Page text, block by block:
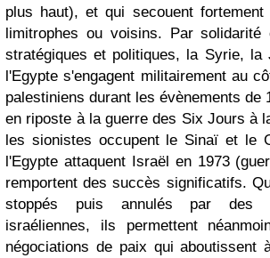
plus haut), et qui secouent
limitrophes ou voisins. Par solidarité
stratégiques et politiques, la Syrie, la
l'Egypte s'engagent militairement au
palestiniens durant les évènements de
en riposte à la guerre des Six Jours à
les sionistes occupent le Sinaï et le
l'Egypte attaquent Israël en 1973
remportent des succès significatifs.
stoppés puis annulés par des
israéliennes, ils permettent
négociations de paix qui aboutissent